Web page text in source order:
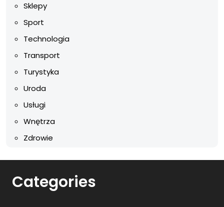
Sklepy
Sport
Technologia
Transport
Turystyka
Uroda
Usługi
Wnętrza
Zdrowie
Categories